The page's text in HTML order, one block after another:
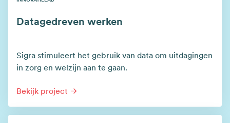
Datagedreven werken
Sigra stimuleert het gebruik van data om uitdagingen
in zorg en welzijn aan te gaan.
Bekijk project